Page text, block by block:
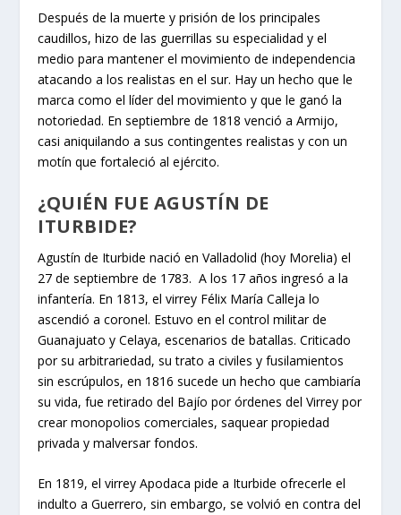
Después de la muerte y prisión de los principales
caudillos, hizo de las guerrillas su especialidad y el
medio para mantener el movimiento de independencia
atacando a los realistas en el sur. Hay un hecho que le
marca como el líder del movimiento y que le ganó la
notoriedad. En septiembre de 1818 venció a Armijo,
casi aniquilando a sus contingentes realistas y con un
motín que fortaleció al ejército.
¿QUIÉN FUE AGUSTÍN DE
ITURBIDE?
Agustín de Iturbide nació en Valladolid (hoy Morelia) el
27 de septiembre de 1783. A los 17 años ingresó a la
infantería. En 1813, el virrey Félix María Calleja lo
ascendió a coronel. Estuvo en el control militar de
Guanajuato y Celaya, escenarios de batallas. Criticado
por su arbitrariedad, su trato a civiles y fusilamientos
sin escrúpulos, en 1816 sucede un hecho que cambiaría
su vida, fue retirado del Bajío por órdenes del Virrey por
crear monopolios comerciales, saquear propiedad
privada y malversar fondos.
En 1819, el virrey Apodaca pide a Iturbide ofrecerle el
indulto a Guerrero, sin embargo, se volvió en contra del